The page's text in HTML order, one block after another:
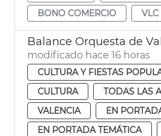
BONO COMERCIO
VLC
Balance Orquesta de
modificado hace 16 horas
CULTURA Y FIESTAS
CULTURA
TODAS LAS
VALENCIA
EN
EN PORTADA TEMÁTICA